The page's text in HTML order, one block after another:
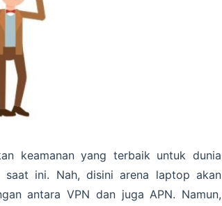
keamanan yang terbaik untuk dunia
ini. Nah, disini arena laptop akan
antara VPN dan juga APN. Namun,